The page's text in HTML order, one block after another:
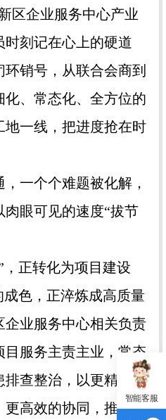
区企业服务中心产业
刻记在心上的硬道
销号，从联合会商到
、常态化、全方位的
地一线，把进度抢在时
一个个难题被化解，
眼可见的速度“拔节
正转化为项目建设
成色，正淬炼成高质量
企业服务中心相关负责
目服务主责主业，常态
查整治，以更精准的
高效的协同，推动在
智能客服